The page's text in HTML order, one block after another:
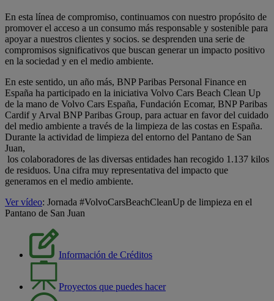
En esta línea de compromiso, continuamos con nuestro propósito de
promover el acceso a un consumo más responsable y sostenible para
apoyar a nuestros clientes y socios. se desprenden una serie de
compromisos significativos que buscan generar un impacto positivo
en la sociedad y en el medio ambiente.
En este sentido, un año más, BNP Paribas Personal Finance en
España ha participado en la iniciativa Volvo Cars Beach Clean Up
de la mano de Volvo Cars España, Fundación Ecomar, BNP Paribas
Cardif y Arval BNP Paribas Group, para actuar en favor del cuidado
del medio ambiente a través de la limpieza de las costas en España.
Durante la actividad de limpieza del entorno del Pantano de San
Juan,
los colaboradores de las diversas entidades han recogido 1.137 kilos
de residuos. Una cifra muy representativa del impacto que
generamos en el medio ambiente.
Ver vídeo: Jornada #VolvoCarsBeachCleanUp de limpieza en el
Pantano de San Juan
Información de Créditos
Proyectos que puedes hacer